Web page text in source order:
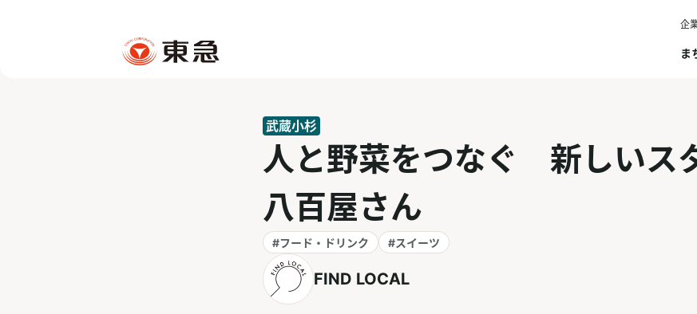
企
ま
武蔵小杉
人と野菜をつなぐ 新しいス
八百屋さん
#フード・ドリンク #スイーツ
FIND LOCAL